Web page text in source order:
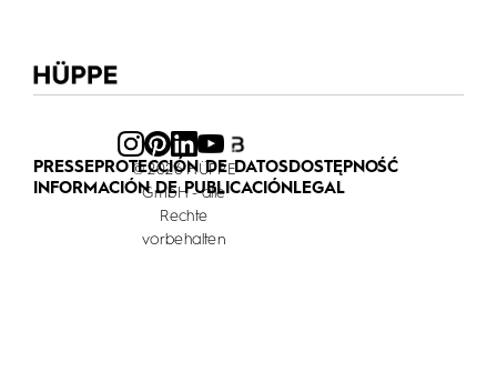
PRESSEPROTECCIÓN DE DATOSDOSTĘPNOŚĆ
INFORMACIÓN DE PUBLICACIÓNLEGAL
© 2026 HÜPPE
GmbH - alle
Rechte
vorbehalten